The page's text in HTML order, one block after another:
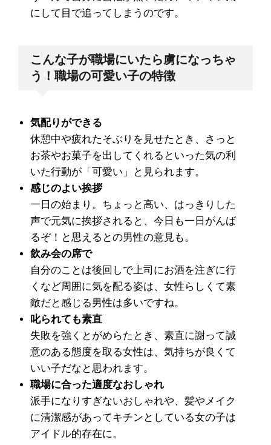
にして目で追ってしまうのです。
こんな子が職場にいたら虜になっちゃ
う！職場の可愛い子の特徴
気配りができる
休憩中や疲れたそぶりを見せたとき、さっと
お茶やお菓子を出してくれるといった気の利
いた行動が「可愛い」と見られます。
感じのよい挨拶
一日の始まり。ちょっと高い、はっきりした
声で元気に挨拶されると、今日も一日がんば
るぞ！と思えるとの男性の意見も。
飲み会の席で
自分のことは後回しで上司にお酒を注ぎに行
くなど周囲に気を配る姿は、女性らしくて素
敵だと感じる男性は多いですね。
叱られても素直
失敗を強くとがめらたとき、素直に謝って誠
意のある態度を取る女性は、気持ちが良くて
いい子だなと思われます。
職場に合った適度なおしゃれ
派手になりすぎないおしゃれや、髪やメイク
に清潔感があってキチンとしている女の子は
アイドル的存在に。